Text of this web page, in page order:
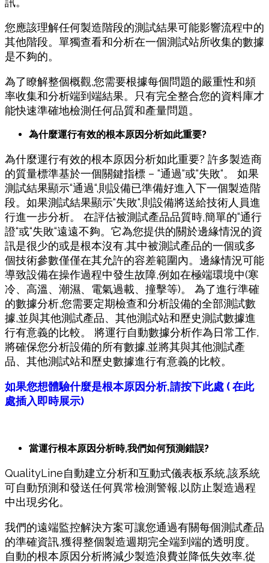
您應該理解任何製造階段的測試結果可能影響流程中的
其他階段。單獨查看和分析在一個測試站所收集的數據
是不夠的。
為了瞭解整個概觀,您需要根據每個問題的嚴重性和頻
率收集和分析端到端結果。只有完全整合您的資料庫才
能快速準確地檢測任何品質和產量問題。
為什麼運行有效的根本原因分析如此重要?
為什麼運行有效的根本原因分析如此重要? 許多製造商
的質量標準基於一個關鍵指標 – “通過“或“失敗“。
如果
測試結果顯示“通過“,則設備已準備好進入下一個製造階
段。如果測試結果顯示“失敗“,則設備將送給技術人員進
行進一步分析。
在評估被測試產品品質時,簡單的“通行
證“或“失敗“遠遠不夠。它為您提供的關於邊緣情況的資
訊是很少的或是根本沒有,其中被測試產品的一個或多
個技術參數僅僅在其允許的容差範圍內。邊緣情況可能
導致設備在操作過程中發生故障,例如在極端環境中(寒
冷、高溫、潮濕、電氣過載、撞擊等)。
為了進行準確
的數據分析,您需要定期檢查和分析設備的全部測試數
據,並與其他測試產品、其他測試站和歷史測試數據進
行有意義的比較。
將運行自動數據分析作為日常工作,
將確保您分析設備的所有數據,並將其與其他測試產
品、其他測試站和歷史數據進行有意義的比較。
如果您想體驗什麼是根本原因分析,請按下此處 ( 在此
處插入即時展示)
當運行根本原因分析時,我們如何預測錯誤?
QualityLine自動建立分析和互動式儀表板系統,該系統
可自動預測和發送任何異常檢測警報,以防止製造過程
中出現劣化。
我們的遠端監控解決方案可讓您通過有關每個測試產品
的準確資訊,獲得整個製造週期完全端到端的透明度。
自動的根本原因分析將減少製造浪費並降低失效率,從